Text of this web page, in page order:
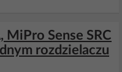
MiPro Sense SRC
rozdzielaczu